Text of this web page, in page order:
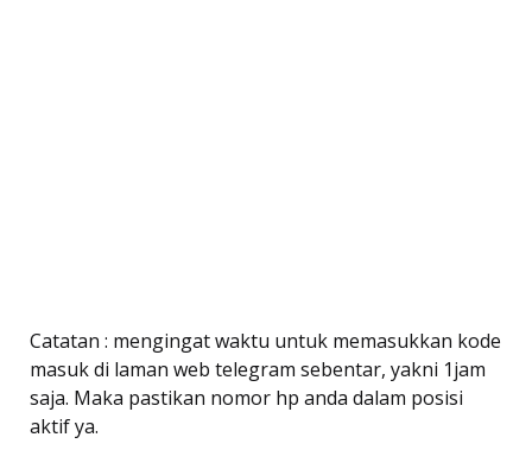
Catatan : mengingat waktu untuk memasukkan kode
masuk di laman web telegram sebentar, yakni 1jam
saja. Maka pastikan nomor hp anda dalam posisi
aktif ya.